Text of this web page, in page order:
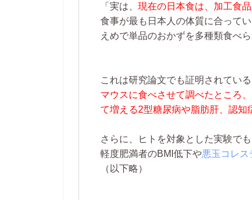
「実は、 現在の日本食は、加工食
食事が最も日本人の体質に合って
えめで単品のおかずを多種類食べ
これは研究論文でも証明されている
マウスに食べさせて調べたところ
て増える2型糖尿病や脂肪肝 、認
さらに、ヒトを対象とした実験で
軽度肥満者のBMI低下や悪玉コレス
（以下略）